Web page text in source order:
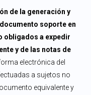
de la generación y
soporte en
obligados a expedir
y de las notas de
electrónica del
a sujetos no
equivalente y